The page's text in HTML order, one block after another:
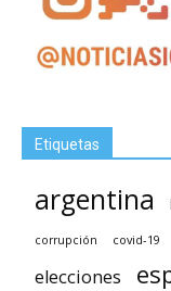
Etiquetas
argentina
corrupción covid-19
elecciones